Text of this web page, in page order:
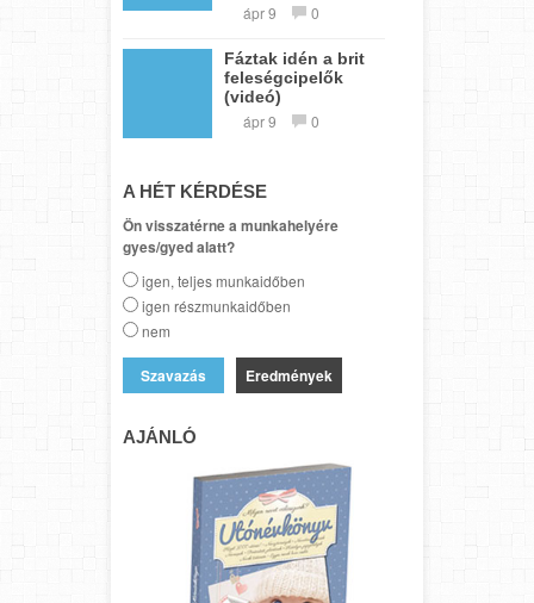
ápr 9 0
Fáztak idén a brit
feleségcipelők
(videó)
ápr 9 0
A HÉT KÉRDÉSE
Ön visszatérne a munkahelyére
gyes/gyed alatt?
igen, teljes munkaidőben
igen részmunkaidőben
nem
Eredmények
AJÁNLÓ